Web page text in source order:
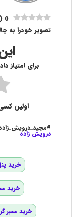
0
تصویر خودرا به
برای امتیاز
اولین
درویش زاده
خرید
خرید
خرید ممبر